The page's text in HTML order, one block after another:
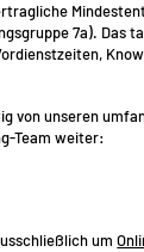
7a). Das
von unseren
Team weiter:
um